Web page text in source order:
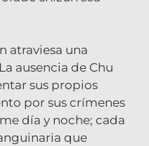
atraviesa una
ausencia de Chu
sus propios
por sus crímenes
día y noche; cada
que